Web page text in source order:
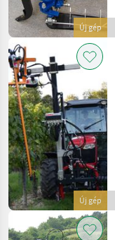
Új gép
Új gép